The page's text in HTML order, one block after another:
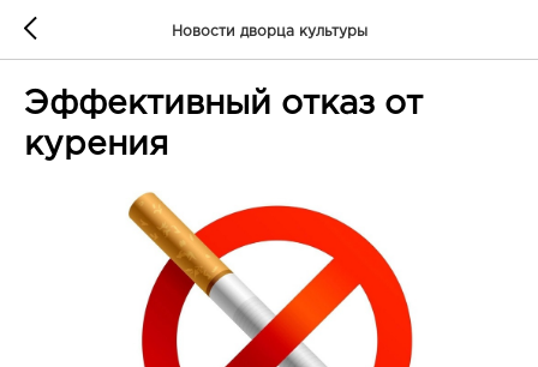
Новости дворца культуры
Эффективный отказ от
курения